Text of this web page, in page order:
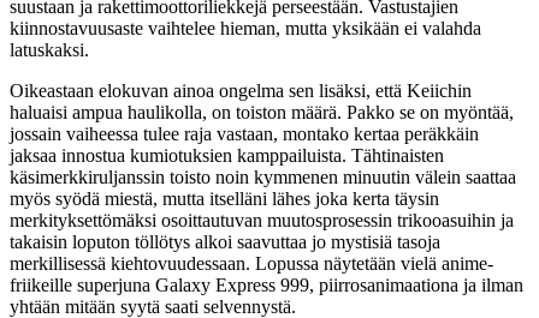
suustaan ja rakettimoottoriliekkejä perseestään. Vastustajien
kiinnostavuusaste vaihtelee hieman, mutta yksikään ei valahda
latuskaksi.
Oikeastaan elokuvan ainoa ongelma sen lisäksi, että Keiichin
haluaisi ampua haulikolla, on toiston määrä. Pakko se on myöntää,
jossain vaiheessa tulee raja vastaan, montako kertaa peräkkäin
jaksaa innostua kumiotuksien kamppailuista. Tähtinaisten
käsimerkkiruljanssin toisto noin kymmenen minuutin välein saattaa
myös syödä miestä, mutta itselläni lähes joka kerta täysin
merkityksettömäksi osoittautuvan muutosprosessin trikooasuihin ja
takaisin loputon töllötys alkoi saavuttaa jo mystisiä tasoja
merkillisessä kiehtovuudessaan. Lopussa näytetään vielä anime-
friikeille superjuna Galaxy Express 999, piirrosanimaationa ja ilman
yhtään mitään syytä saati selvennystä.